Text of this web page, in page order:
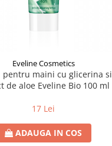
Eveline Cosmetics
pentru maini cu glicerina si
de aloe Eveline Bio 100 ml
17 Lei
ADAUGA IN COS